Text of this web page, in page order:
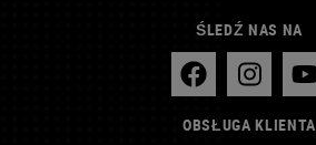
ŚLEDŹ NAS NA
OBSŁUGA KLIENTA